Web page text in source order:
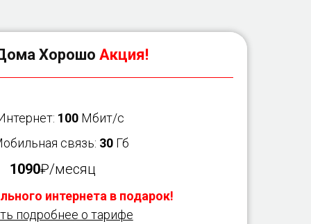
Хорошо Акция!
100 Мбит/с
связь: 30Гб
1090₽/месяц
интернета в подарок!
подробнее о тарифе